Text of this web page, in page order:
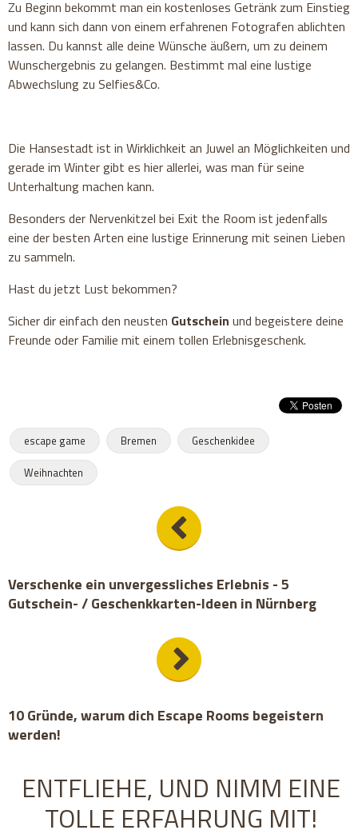
Zu Beginn bekommt man ein kostenloses Getränk zum Einstieg
und kann sich dann von einem erfahrenen Fotografen ablichten
lassen. Du kannst alle deine Wünsche äußern, um zu deinem
Wunschergebnis zu gelangen. Bestimmt mal eine lustige
Abwechslung zu Selfies&Co.
Die Hansestadt ist in Wirklichkeit an Juwel an Möglichkeiten und
gerade im Winter gibt es hier allerlei, was man für seine
Unterhaltung machen kann.
Besonders der Nervenkitzel bei Exit the Room ist jedenfalls
eine der besten Arten eine lustige Erinnerung mit seinen Lieben
zu sammeln.
Hast du jetzt Lust bekommen?
Sicher dir einfach den neusten Gutschein und begeistere deine
Freunde oder Familie mit einem tollen Erlebnisgeschenk.
escape game Bremen
Geschenkidee
Weihnachten
Verschenke ein unvergessliches Erlebnis - 5
Gutschein- / Geschenkkarten-Ideen in Nürnberg
10 Gründe, warum dich Escape Rooms begeistern
werden!
ENTFLIEHE, UND NIMM EINE
TOLLE ERFAHRUNG MIT!